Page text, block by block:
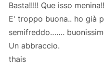
Basta!!!!! Que isso
E' troppo buona.. ho già
semifreddo…….
Un abbraccio.
thais